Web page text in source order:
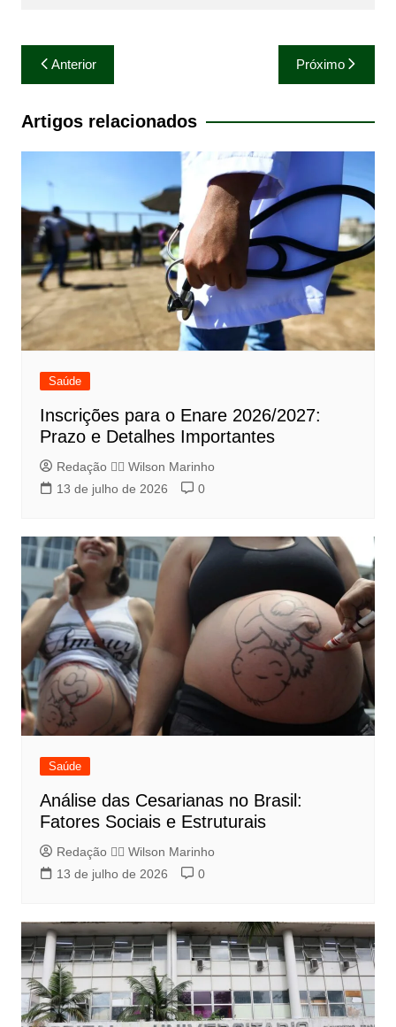
Navegação
de
Post
Anterior Próximo
Artigos relacionados
Saúde
Inscrições para o Enare 2026/2027:
Prazo e Detalhes Importantes
Redação 👨‍⚖️​ Wilson Marinho
13 de julho de 2026
0
Saúde
Análise das Cesarianas no Brasil:
Fatores Sociais e Estruturais
Redação 👨‍⚖️​ Wilson Marinho
13 de julho de 2026
0